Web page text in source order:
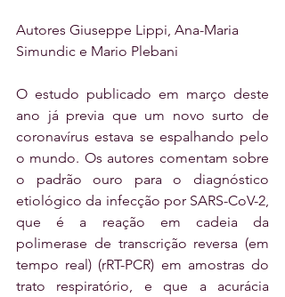
Autores Giuseppe Lippi, Ana-Maria
Simundic e Mario Plebani
O estudo publicado em março deste
ano já previa que um novo surto de
coronavírus estava se espalhando pelo
o mundo. Os autores comentam sobre
o padrão ouro para o diagnóstico
etiológico da infecção por SARS-CoV-2,
que é a reação em cadeia da
polimerase de transcrição reversa (em
tempo real) (rRT-PCR) em amostras do
trato respiratório, e que a acurácia